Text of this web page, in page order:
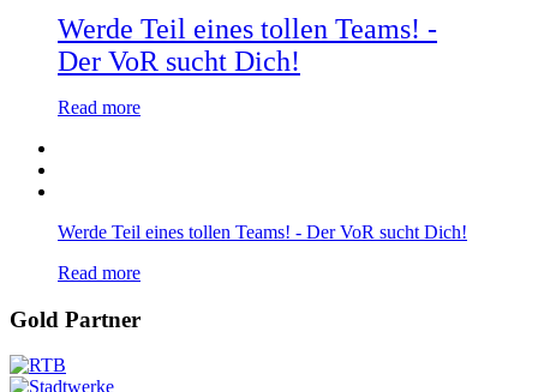
Werde Teil eines tollen Teams! -
Der VoR sucht Dich!
Read more
Werde Teil eines tollen Teams! - Der VoR sucht Dich!
Read more
Gold Partner